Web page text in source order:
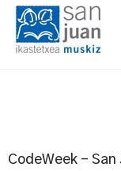
CodeWeek –